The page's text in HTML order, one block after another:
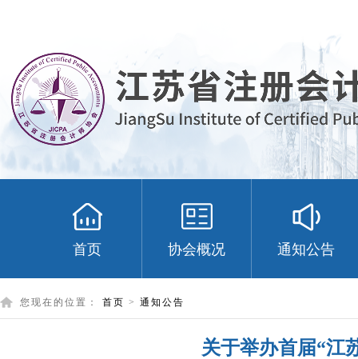
首页 协会概况 通知公告
您现在的位置： 首页 > 通知公告
关于举办首届“江